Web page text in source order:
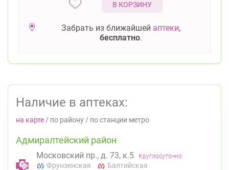
В КОРЗИНУ
Забрать из ближайшей аптеки,
бесплатно.
Наличие в аптеках:
на карте / по району / по станции метро
Адмиралтейский район
Московский пр., д. 73, к.5 Круглосуточно
Фрунзенская
Балтийская